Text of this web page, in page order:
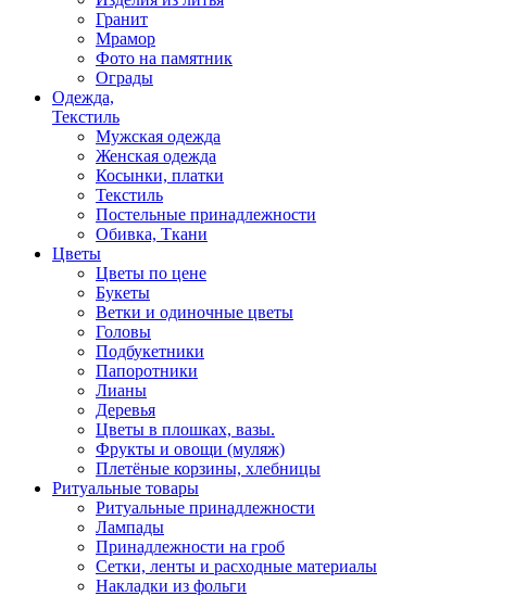
Гранит
Мрамор
Фото на памятник
Ограды
Одежда,
Текстиль
Мужская одежда
Женская одежда
Косынки, платки
Текстиль
Постельные принадлежности
Обивка, Ткани
Цветы
Цветы по цене
Букеты
Ветки и одиночные цветы
Головы
Подбукетники
Папоротники
Лианы
Деревья
Цветы в плошках, вазы.
Фрукты и овощи (муляж)
Плетёные корзины, хлебницы
Ритуальные товары
Ритуальные принадлежности
Лампады
Принадлежности на гроб
Сетки, ленты и расходные материалы
Накладки из фольги